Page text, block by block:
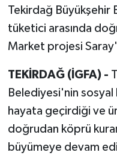
Tekirdağ Büyükşehir
tüketici arasında
Market projesi
TEKİRDAĞ (İGFA) -
Belediyesi'nin sosyal
hayata geçirdiği ve
doğrudan köprü
büyümeye devam